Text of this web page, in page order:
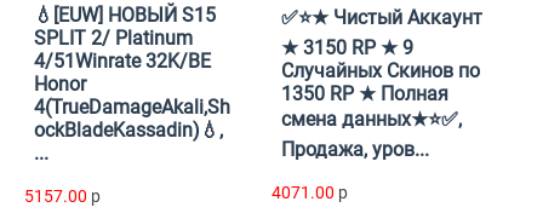
💧[EUW] НОВЫЙ S15
SPLIT 2/ Platinum
4/51Winrate 32K/BE
Honor
4(TrueDamageAkali,Sh
ockBladeKassadin)💧,
...
5157.00 p
✅⭐★ Чистый Аккаунт
★ 3150 RP ★ 9
Случайных Скинов по
1350 RP ★ Полная
смена данных★⭐✅,
Продажа, уров...
4071.00 p